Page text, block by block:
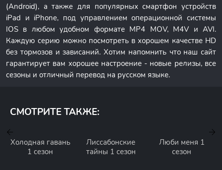
(Android), а также для популярных смартфон устройств
iPad и iPhone, под управлением операционной системы
IOS в любом удобном формате MP4 MOV, M4V и AVI.
Каждую серию можно посмотреть в хорошем качестве HD
без тормозов и зависаний. Хотим напомнить что наш сайт
гарантирует вам хорошее настроение - новые релизы, все
сезоны и отличный перевод на русском языке.
СМОТРИТЕ ТАКЖЕ:
Холодная гавань
1 сезон
Лиссабонские
тайны 1 сезон
Люби меня 1
сезон